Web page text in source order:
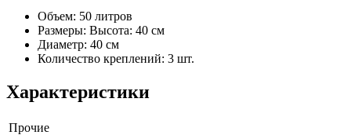
Объем: 50 литров
Размеры: Высота: 40 см
Диаметр: 40 см
Количество креплений: 3 шт.
Характеристики
Прочие